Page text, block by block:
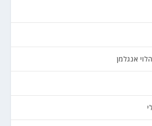
אנגלמן